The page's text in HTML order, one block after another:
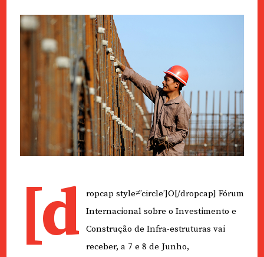
[d
ropcap style≠’circle’]O[/dropcap] Fórum
Internacional sobre o Investimento e
Construção de Infra-estruturas vai
receber, a 7 e 8 de Junho,